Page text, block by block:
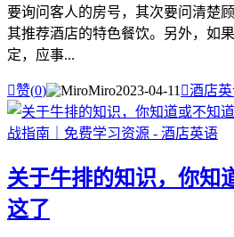
要询问客人的房号，其次要问清楚
其推荐酒店的特色餐饮。另外，如
定，应事...
赞(0) Miro2023-04-11酒店
关于牛排的知识，你知
这了